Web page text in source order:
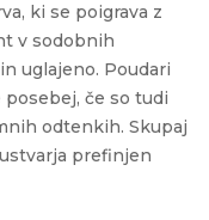
, ki se poigrava z
v sodobnih
uglajeno. Poudari
če so tudi
odtenkih. Skupaj
prefinjen